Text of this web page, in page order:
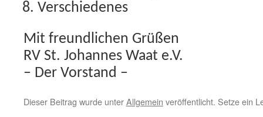
Verschiedenes
Mit freundlichen Grüßen
RV St. Johannes Waat e.V.
– Der Vorstand –
Dieser Beitrag wurde unterAllgemein veröffentlicht. Setze ein